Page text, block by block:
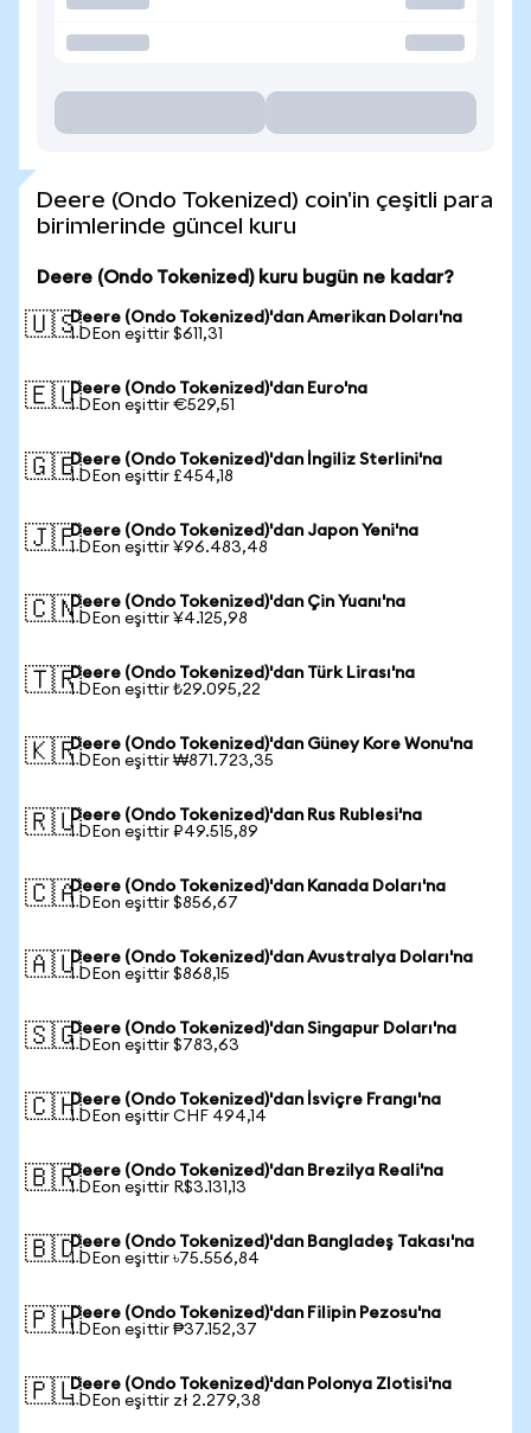
Deere (Ondo Tokenized) coin'in çeşitli para
birimlerinde güncel kuru
Deere (Ondo Tokenized) kuru bugün ne kadar?
🇺🇸Deere (Ondo Tokenized)'dan Amerikan Doları'na
1 DEon eşittir $611,31
🇪🇺Deere (Ondo Tokenized)'dan Euro'na
1 DEon eşittir €529,51
🇬🇧Deere (Ondo Tokenized)'dan İngiliz Sterlini'na
1 DEon eşittir £454,18
🇯🇵Deere (Ondo Tokenized)'dan Japon Yeni'na
1 DEon eşittir ¥96.483,48
🇨🇳Deere (Ondo Tokenized)'dan Çin Yuanı'na
1 DEon eşittir ¥4.125,98
🇹🇷Deere (Ondo Tokenized)'dan Türk Lirası'na
1 DEon eşittir ₺29.095,22
🇰🇷Deere (Ondo Tokenized)'dan Güney Kore Wonu'na
1 DEon eşittir ₩871.723,35
🇷🇺Deere (Ondo Tokenized)'dan Rus Rublesi'na
1 DEon eşittir ₽49.515,89
🇨🇦Deere (Ondo Tokenized)'dan Kanada Doları'na
1 DEon eşittir $856,67
🇦🇺Deere (Ondo Tokenized)'dan Avustralya Doları'na
1 DEon eşittir $868,15
🇸🇬Deere (Ondo Tokenized)'dan Singapur Doları'na
1 DEon eşittir $783,63
🇨🇭Deere (Ondo Tokenized)'dan İsviçre Frangı'na
1 DEon eşittir CHF 494,14
🇧🇷Deere (Ondo Tokenized)'dan Brezilya Reali'na
1 DEon eşittir R$3.131,13
🇧🇩Deere (Ondo Tokenized)'dan Bangladeş Takası'na
1 DEon eşittir ৳75.556,84
🇵🇭Deere (Ondo Tokenized)'dan Filipin Pezosu'na
1 DEon eşittir ₱37.152,37
🇵🇱Deere (Ondo Tokenized)'dan Polonya Zlotisi'na
1 DEon eşittir zł 2.279,38